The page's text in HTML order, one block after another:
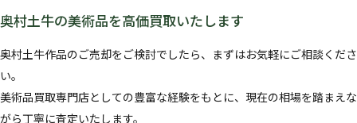
奥村土牛の美術品を高価買取いたします
奥村土牛作品のご売却をご検討でしたら、まずはお気軽にご相談くださ
い。
美術品買取専門店としての豊富な経験をもとに、現在の相場を踏まえな
がら丁寧に査定いたします。